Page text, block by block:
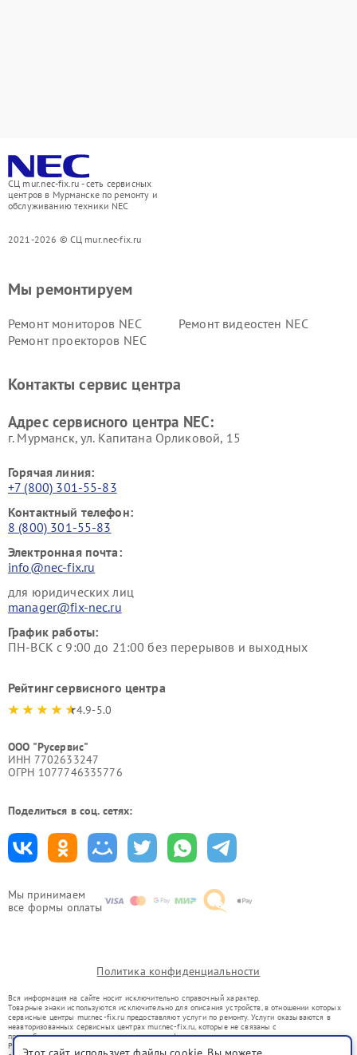
СЦ mur.nec-fix.ru - сеть сервисных
центров в Мурманске по ремонту и
обслуживанию техники NEC
2021-2026 © СЦ mur.nec-fix.ru
Мы принимаем
все формы оплаты
Мы ремонтируем
Ремонт мониторов NEC
Ремонт видеостен NEC
Ремонт проекторов NEC
Контакты сервис центра
Адрес сервисного центра NEC:
г. Мурманск, ул. Капитана Орликовой, 15
Горячая линия:
+7 (800) 301-55-83
Контактный телефон:
8 (800) 301-55-83
Электронная почта:
info@nec-fix.ru
для юридических лиц
manager@fix-nec.ru
График работы:
ПН-ВСК с 9:00 до 21:00 без перерывов и выходных
Рейтинг сервисного центра
4.9-5.0
ООО "Русервис"
ИНН 7702633247
ОГРН 1077746335776
Поделиться в соц. сетях:
Политика конфиденциальности
Вся информация на сайте носит исключительно справочный характер.
Товарные знаки используются исключительно для описания устройств, в отношении которых
сервисные центры mur.nec-fix.ru предоставляют услуги по ремонту. Услуги оказываются в
неавторизованных сервисных центрах mur.nec-fix.ru, которые не связаны с
правообладателями товарных знаков или их официальными представителями.
Ремонт осуществляется для устройств, уже введенных в гражданский оборот в соответствии